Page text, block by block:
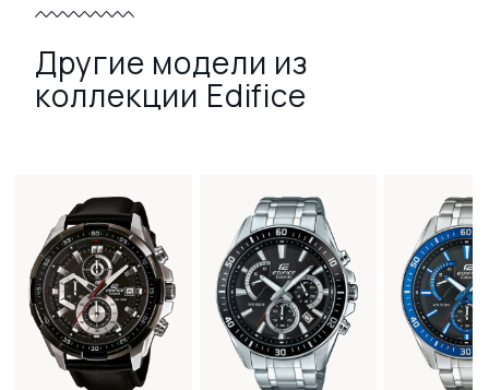
Другие модели из
коллекции Edifice